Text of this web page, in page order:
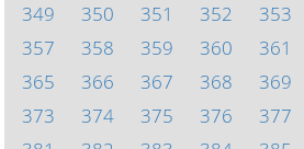
349
350 351 352 353
357
358 359 360 361
365
366 367 368 369
373
374 375 376 377